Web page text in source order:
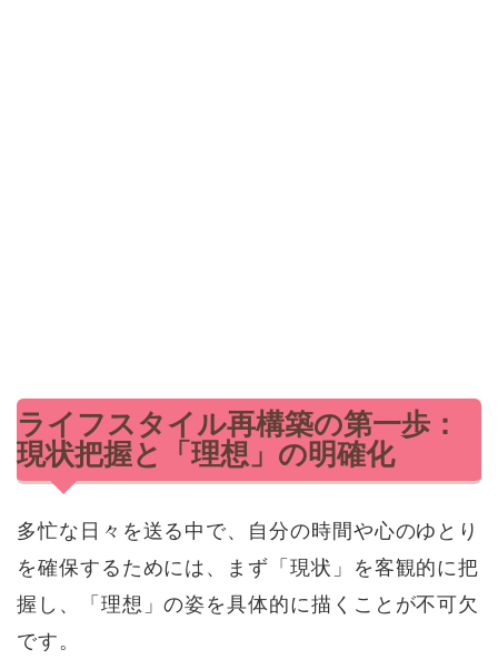
ライフスタイル再構築の第一歩：
現状把握と「理想」の明確化
多忙な日々を送る中で、自分の時間や心のゆとり
を確保するためには、まず「現状」を客観的に把
握し、「理想」の姿を具体的に描くことが不可欠
です。